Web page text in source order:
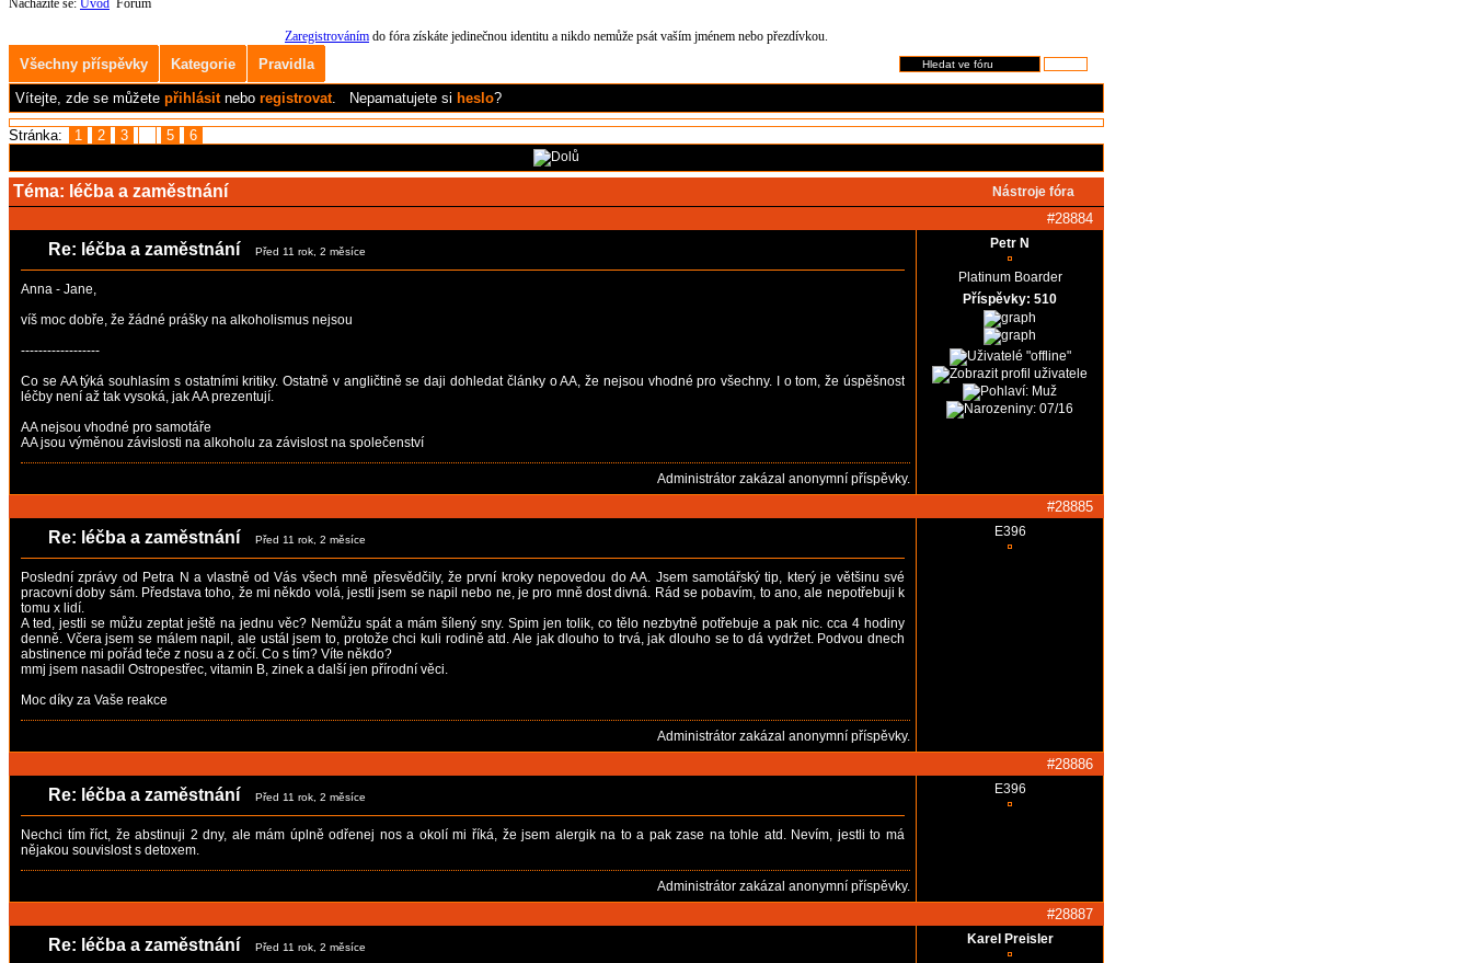
Nacházíte se: Úvod Fórum
Zaregistrováním do fóra získáte jedinečnou identitu a nikdo nemůže psát vaším jménem nebo přezdívkou.
Všechny příspěvky Kategorie Pravidla
Vítejte, zde se můžete přihlásitnebo registrovat. Nepamatujete si heslo?
Stránka: 1 2 3 5 6
Téma: léčba a zaměstnání Nástroje fóra
#28884
Re: léčba a zaměstnání Před 11 rok, 2 měsíce
Anna - Jane,
víš moc dobře, že žádné prášky na alkoholismus nejsou
------------------
Co se AA týká souhlasím s ostatními kritiky. Ostatně v angličtině se daji dohledat články o AA, že nejsou vhodné pro všechny. I o tom, že úspěšnost
léčby není až tak vysoká, jak AA prezentují.
AA nejsou vhodné pro samotáře
AA jsou výměnou závislosti na alkoholu za závislost na společenství
Petr N
Platinum Boarder
Příspěvky: 510
Administrátor zakázal anonymní příspěvky.
#28885
Re: léčba a zaměstnání Před 11 rok, 2 měsíce
Poslední zprávy od Petra N a vlastně od Vás všech mně přesvědčily, že první kroky nepovedou do AA. Jsem samotářský tip, který je většinu své
pracovní doby sám. Představa toho, že mi někdo volá, jestli jsem se napil nebo ne, je pro mně dost divná. Rád se pobavím, to ano, ale nepotřebuji k
tomu x lidí.
A ted, jestli se můžu zeptat ještě na jednu věc? Nemůžu spát a mám šílený sny. Spim jen tolik, co tělo nezbytně potřebuje a pak nic. cca 4 hodiny
denně. Včera jsem se málem napil, ale ustál jsem to, protože chci kuli rodině atd. Ale jak dlouho to trvá, jak dlouho se to dá vydržet. Podvou dnech
abstinence mi pořád teče z nosu a z očí. Co s tím? Víte někdo?
mmj jsem nasadil Ostropestřec, vitamin B, zinek a další jen přírodní věci.
Moc díky za Vaše reakce
E396
Administrátor zakázal anonymní příspěvky.
#28886
Re: léčba a zaměstnání Před 11 rok, 2 měsíce
Nechci tím říct, že abstinuji 2 dny, ale mám úplně odřenej nos a okolí mi říká, že jsem alergik na to a pak zase na tohle atd. Nevím, jestli to má
nějakou souvislost s detoxem.
E396
Administrátor zakázal anonymní příspěvky.
#28887
Re: léčba a zaměstnání Před 11 rok, 2 měsíce
Karel Preisler